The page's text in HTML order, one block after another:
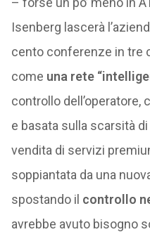
Isenberg lascerà
cento conferenze in tre
come una rete
controllo dell’operatore,
e basata sulla scarsità
vendita di servizi
soppiantata da una
spostando il controllo
avrebbe avuto bisogno